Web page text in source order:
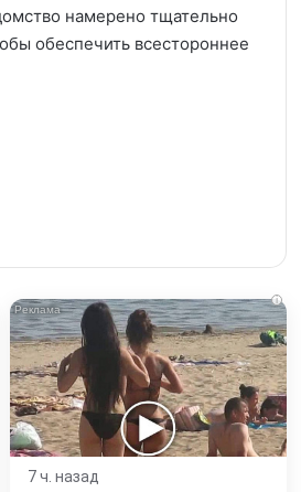
намерено тщательно
обеспечить всестороннее
i
7 ч. назад